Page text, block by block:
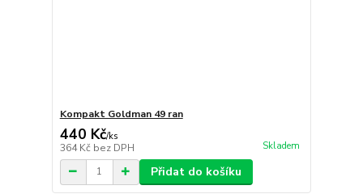
Kompakt Goldman 49 ran
440 Kč/ks
364 Kč bez DPH Skladem
Přidat do košíku